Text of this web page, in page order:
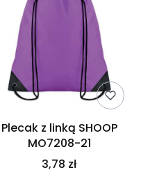
Plecak z linką SHOOP
MO7208-21
3,78 zł